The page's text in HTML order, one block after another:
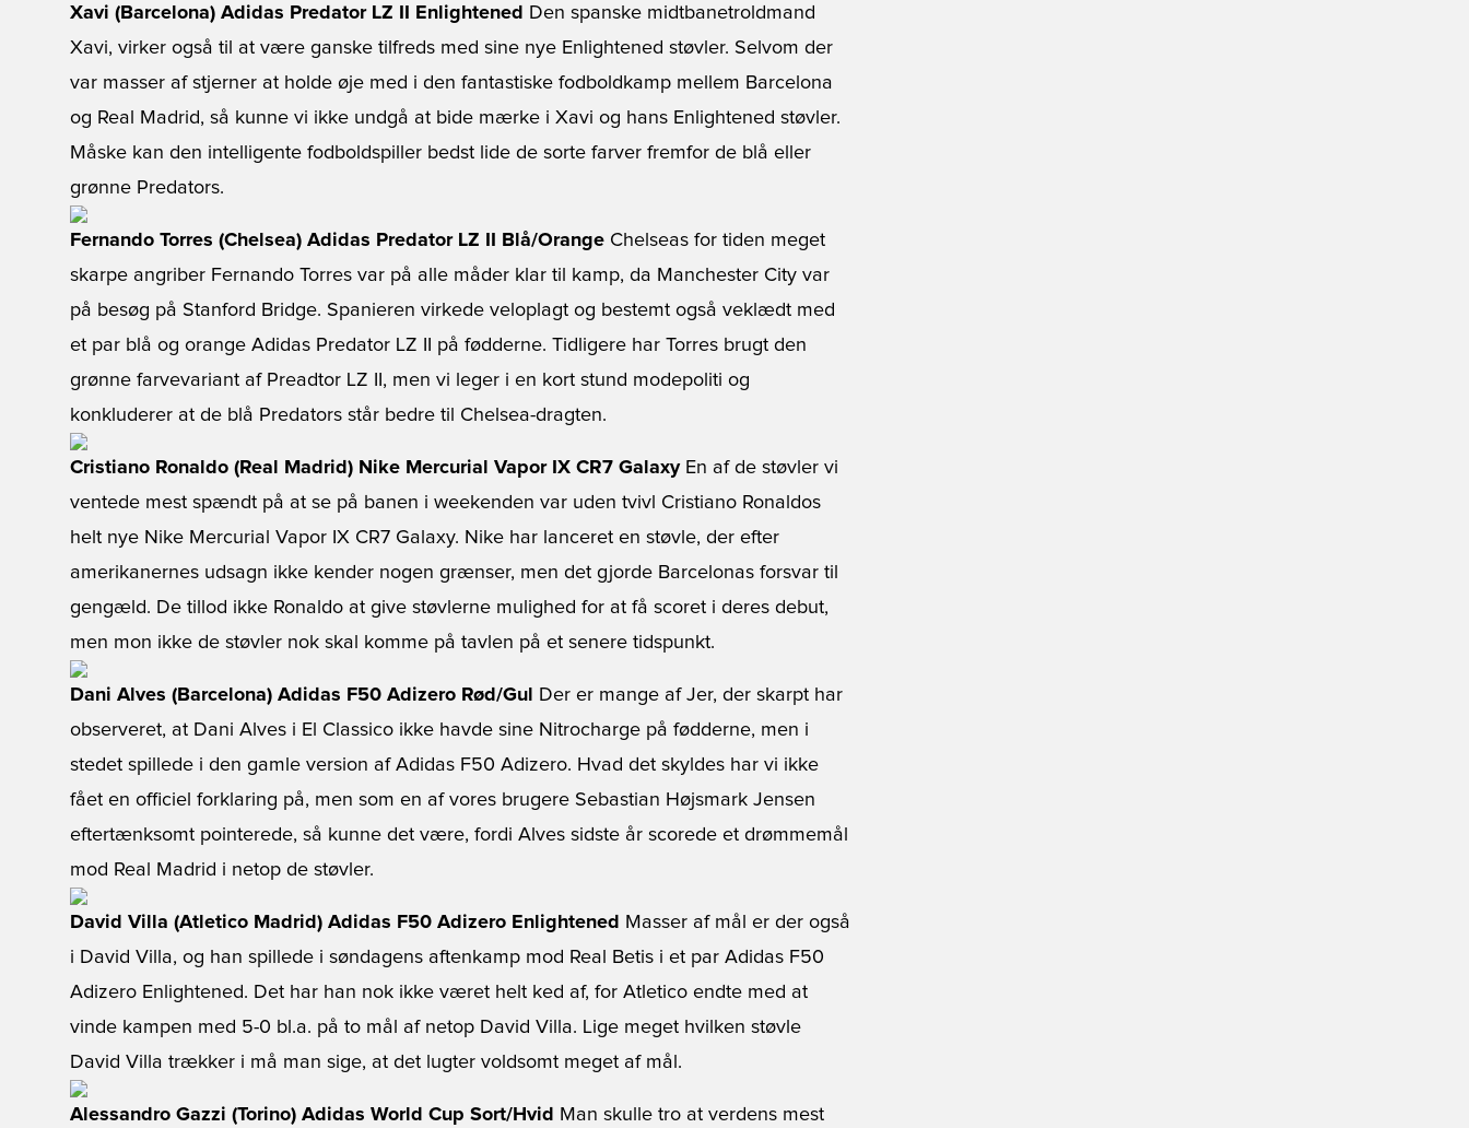
Xavi (Barcelona) Adidas Predator LZ II Enlightened Den spanske midtbanetroldmand
Xavi, virker også til at være ganske tilfreds med sine nye Enlightened støvler. Selvom der
var masser af stjerner at holde øje med i den fantastiske fodboldkamp mellem Barcelona
og Real Madrid, så kunne vi ikke undgå at bide mærke i Xavi og hans Enlightened støvler.
Måske kan den intelligente fodboldspiller bedst lide de sorte farver fremfor de blå eller
grønne Predators.
Fernando Torres (Chelsea) Adidas Predator LZ II Blå/Orange Chelseas for tiden meget
skarpe angriber Fernando Torres var på alle måder klar til kamp, da Manchester City var
på besøg på Stanford Bridge. Spanieren virkede veloplagt og bestemt også veklædt med
et par blå og orange Adidas Predator LZ II på fødderne. Tidligere har Torres brugt den
grønne farvevariant af Preadtor LZ II, men vi leger i en kort stund modepoliti og
konkluderer at de blå Predators står bedre til Chelsea-dragten.
Cristiano Ronaldo (Real Madrid) Nike Mercurial Vapor IX CR7 GalaxyEn af de støvler vi
ventede mest spændt på at se på banen i weekenden var uden tvivl Cristiano Ronaldos
helt nye Nike Mercurial Vapor IX CR7 Galaxy. Nike har lanceret en støvle, der efter
amerikanernes udsagn ikke kender nogen grænser, men det gjorde Barcelonas forsvar til
gengæld. De tillod ikke Ronaldo at give støvlerne mulighed for at få scoret i deres debut,
men mon ikke de støvler nok skal komme på tavlen på et senere tidspunkt.
Dani Alves (Barcelona) Adidas F50 Adizero Rød/Gul
Der er mange af Jer, der skarpt har
observeret, at Dani Alves i El Classico ikke havde sine Nitrocharge på fødderne, men i
stedet spillede i den gamle version af Adidas F50 Adizero. Hvad det skyldes har vi ikke
fået en officiel forklaring på, men som en af vores brugere Sebastian Højsmark Jensen
eftertænksomt pointerede, så kunne det være, fordi Alves sidste år scorede et drømmemål
mod Real Madrid i netop de støvler.
David Villa (Atletico Madrid) Adidas F50 Adizero Enlightened Masser af mål er der også
i David Villa, og han spillede i søndagens aftenkamp mod Real Betis i et par Adidas F50
Adizero Enlightened. Det har han nok ikke været helt ked af, for Atletico endte med at
vinde kampen med 5-0 bl.a. på to mål af netop David Villa. Lige meget hvilken støvle
David Villa trækker i må man sige, at det lugter voldsomt meget af mål.
Alessandro Gazzi (Torino) Adidas World Cup Sort/Hvid Man skulle tro at verdens mest